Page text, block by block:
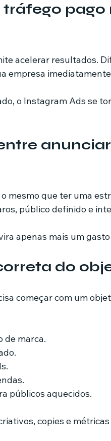
tráfego
acelerar resultados.
empresa
o Instagram Ads se
mesmo que ter uma
público definido e
apenas mais um
do
começar com um
de marca.
públicos aquecidos.
copies e